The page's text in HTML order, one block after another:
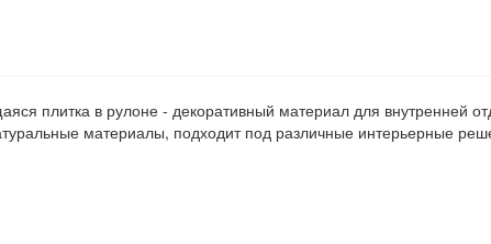
плитка в рулоне - декоративный материал для внутренней
материалы, подходит под различные интерьерные